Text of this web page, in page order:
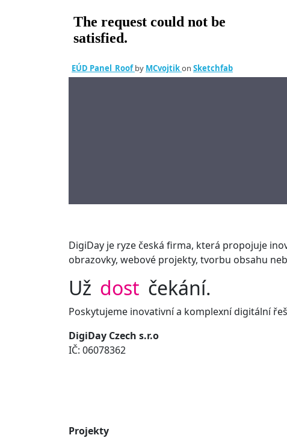
EÚD Panel_Roofby MCvojtikon Sketchfab
DigiDay je ryze česká firma, která propojuje
obrazovky, webové projekty, tvorbu obsahu
Už dost čekání.
Poskytujeme inovativní a komplexní digitální
DigiDay Czech s.r.o
IČ: 06078362
Projekty